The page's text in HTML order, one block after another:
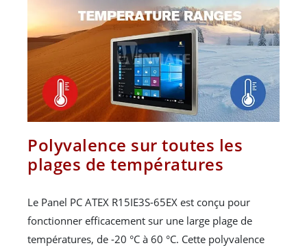
Polyvalence sur toutes les
plages de températures
Le Panel PC ATEX R15IE3S-65EX est conçu pour
fonctionner efficacement sur une large plage de
températures, de -20 °C à 60 °C. Cette polyvalence